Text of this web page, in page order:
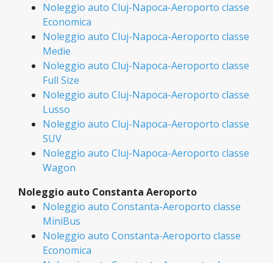
Noleggio auto Cluj-Napoca-Aeroporto classe
Economica
Noleggio auto Cluj-Napoca-Aeroporto classe
Medie
Noleggio auto Cluj-Napoca-Aeroporto classe
Full Size
Noleggio auto Cluj-Napoca-Aeroporto classe
Lusso
Noleggio auto Cluj-Napoca-Aeroporto classe
SUV
Noleggio auto Cluj-Napoca-Aeroporto classe
Wagon
Noleggio auto Constanta Aeroporto
Noleggio auto Constanta-Aeroporto classe
MiniBus
Noleggio auto Constanta-Aeroporto classe
Economica